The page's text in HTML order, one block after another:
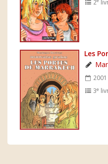
2
Les
2001
3e